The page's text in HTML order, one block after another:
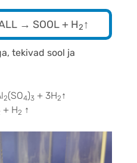
→ SOOL + H 2 ↑
tekivad sool ja
2(SO4)3 + 3H2 ↑
+ H2 ↑